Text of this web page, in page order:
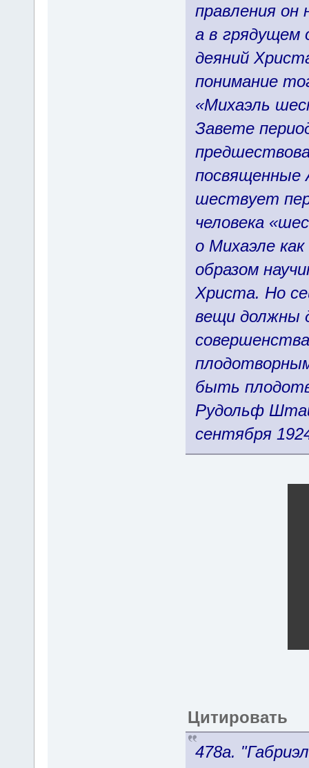
правления он
а в грядущем
деяний
понимание
«Михаэль
Завете
посвященные
шествует
человека
о Михаэле
образом
Христа. Но
вещи должны
быть
Рудольф
сентября
Цитировать
478a.